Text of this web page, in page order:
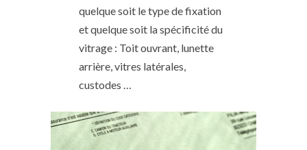
quelque soit le type de fixation
et quelque soit la spécificité du
vitrage : Toit ouvrant, lunette
arrière, vitres latérales,
custodes …